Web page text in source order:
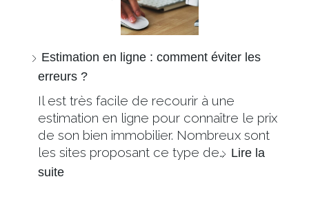
Estimation en ligne : comment éviter les
erreurs ?
Il est très facile de recourir à une
estimation en ligne pour connaître le prix
de son bien immobilier. Nombreux sont
les sites proposant ce type de… Lire la
suite